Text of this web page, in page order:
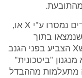
13. התיזה של הנתבעת היתה שהקודים נמסרו ע"י X או,
בתוך
המשאית. העד שאולי יעקובי סבור, שX הצביע בפני הגנב
"ביטכונית"
מתעלמות מההבדל